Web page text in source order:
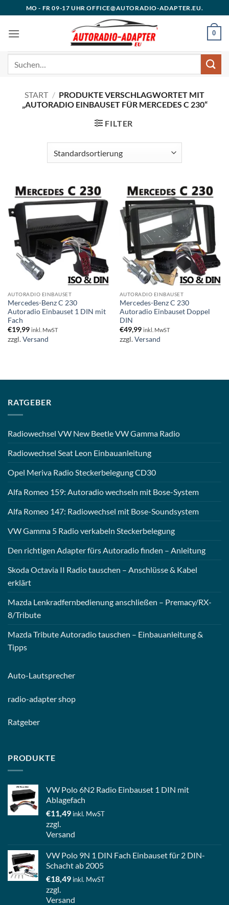
Inhalt
springen
MO - FR 09-17 UHR OFFICE@AUTORADIO-ADAPTER.EU.
0
START / PRODUKTE VERSCHLAGWORTET MIT
„AUTORADIO EINBAUSET FÜR MERCEDES C 230“
FILTER
AUTORADIO EINBAUSET
Mercedes-Benz C 230
Autoradio Einbauset 1 DIN mit
Fach
€19,99 inkl. MwST
zzgl.Versand
AUTORADIO EINBAUSET
Mercedes-Benz C 230
Autoradio Einbauset Doppel
DIN
€49,99 inkl. MwST
zzgl.Versand
RATGEBER
Radiowechsel VW New Beetle VW Gamma Radio
Radiowechsel Seat Leon Einbauanleitung
Opel Meriva Radio Steckerbelegung CD30
Alfa Romeo 159: Autoradio wechseln mit Bose-System
Alfa Romeo 147: Radiowechsel mit Bose-Soundsystem
VW Gamma 5 Radio verkabeln Steckerbelegung
Den richtigen Adapter fürs Autoradio finden – Anleitung
Skoda Octavia II Radio tauschen – Anschlüsse & Kabel
erklärt
Mazda Lenkradfernbedienung anschließen – Premacy/RX-
8/Tribute
Mazda Tribute Autoradio tauschen – Einbauanleitung &
Tipps
Auto-Lautsprecher
radio-adapter shop
Ratgeber
PRODUKTE
VW Polo 6N2 Radio Einbauset 1 DIN mit
Ablagefach
€11,49 inkl. MwST
zzgl.
Versand
VW Polo 9N 1 DIN Fach Einbauset für 2 DIN-
Schacht ab 2005
€18,49 inkl. MwST
zzgl.
Versand